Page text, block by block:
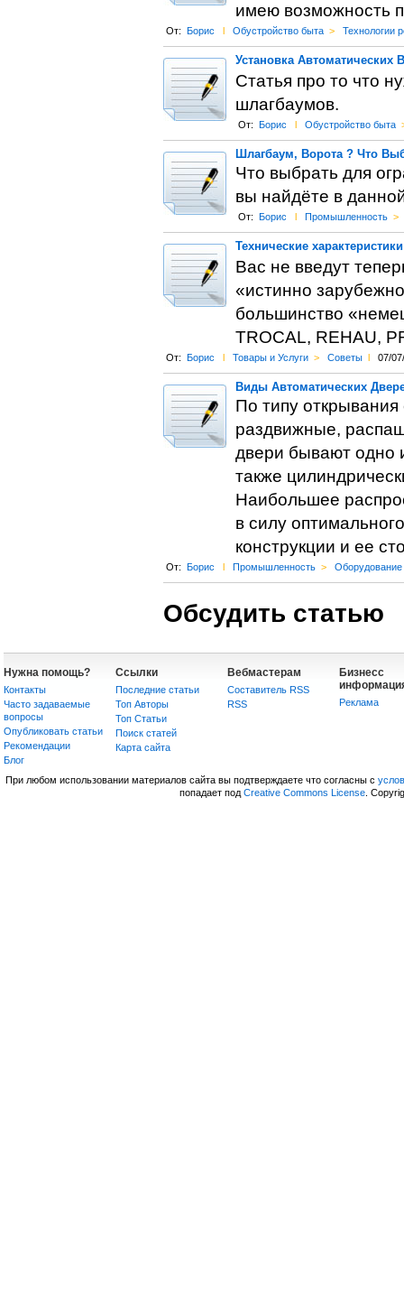
имею возможность
От: Борис l Обустройство быта > Технологии
Установка
Статья про то что
шлагбаумов.
От: Борис l Обустройство быта
Шлагбаум, Ворота ? Что
Что выбрать для
вы найдёте в
От: Борис l Промышленность >
Технические
Вас не введут
«истинно
большинство
TROCAL, REHAU,
От: Борис l Товары и Услуги > Советы l 07/
Виды Автоматических
По типу
раздвижные,
двери бывают одно
также
Наибольшее
в силу
конструкции и ее
От: Борис l Промышленность > Оборудование
Обсудить статью
Нужна помощь?
Контакты
Часто задаваемые
вопросы
Опубликовать статьи
Рекомендации
Блог
Ссылки
Последние статьи
Топ Авторы
Топ Статьи
Поиск статей
Карта сайта
Вебмастерам
Составитель RSS
RSS
Бизнесс
Реклама
При любом использовании материалов сайта вы подтверждаете что согласны с
попадает под Creative Commons License.